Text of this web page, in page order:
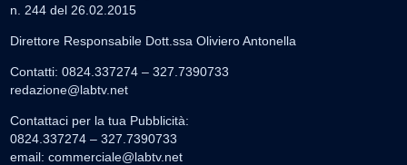
n. 244 del 26.02.2015
Direttore Responsabile Dott.ssa Oliviero Antonella
Contatti: 0824.337274 – 327.7390733
redazione@labtv.net
Contattaci per la tua Pubblicità:
0824.337274 – 327.7390733
email: commerciale@labtv.net